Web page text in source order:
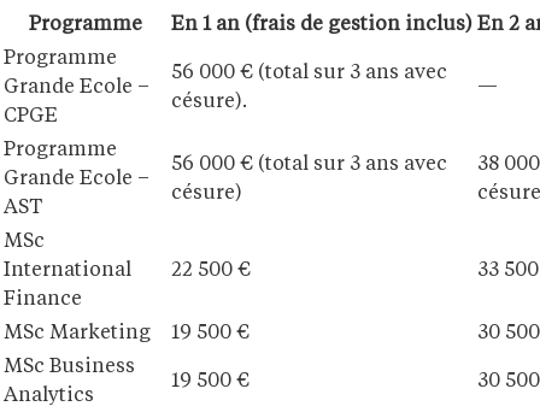
Programme
En 1 an (frais de gestion inclus) En 2
Programme
Grande Ecole –
CPGE
56 000 € (total sur 3 ans avec
césure).
—
Programme
Grande Ecole –
AST
56 000 € (total sur 3 ans avec
césure)
38
MSc
International
Finance
22 500 € 33
MSc Marketing 19 500 €
30
MSc Business
Analytics
19 500 € 30